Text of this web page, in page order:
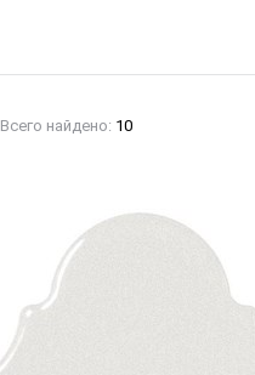
Всего найдено: 10